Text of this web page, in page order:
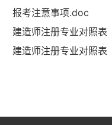
报考注意事项.doc
建造师注册专业对照表
建造师注册专业对照表